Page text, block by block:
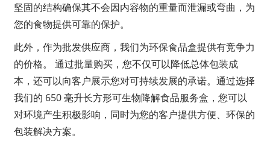
坚固的结构确保其不会因内容物的重量而泄漏或弯曲，为
您的食物提供可靠的保护。
此外，作为批发供应商，我们为环保食品盒提供有竞争力
的价格。 通过批量购买，您不仅可以降低总体包装成
本，还可以向客户展示您对可持续发展的承诺。通过选择
我们的 650 毫升长方形可生物降解食品服务盒，您可以
对环境产生积极影响，同时为您的客户提供方便、环保的
包装解决方案。